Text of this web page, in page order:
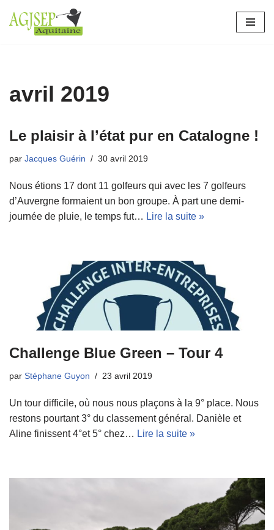
Aller
avril 2019
Le plaisir à l’état pur en Catalogne !
par Jacques Guérin 30 avril 2019
Nous étions 17 dont 11 golfeurs qui avec les 7 golfeurs
d’Auvergne formaient un bon groupe. À part une demi-
journée de pluie, le temps fut… Lire la suite »
Challenge Blue Green – Tour 4
par Stéphane Guyon 23 avril 2019
Un tour difficile, où nous nous plaçons à la 9° place. Nous
restons pourtant 3° du classement général. Danièle et
Aline finissent 4°et 5° chez… Lire la suite »